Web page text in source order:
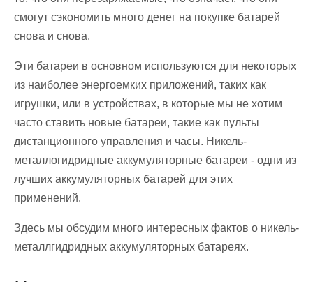
смогут сэкономить много денег на покупке батарей
снова и снова.
Эти батареи в основном используются для некоторых
из наиболее энергоемких приложений, таких как
игрушки, или в устройствах, в которые мы не хотим
часто ставить новые батареи, такие как пульты
дистанционного управления и часы. Никель-
металлогидридные аккумуляторные батареи - одни из
лучших аккумуляторных батарей для этих
применений.
Здесь мы обсудим много интересных фактов о никель-
металлгидридных аккумуляторных батареях.